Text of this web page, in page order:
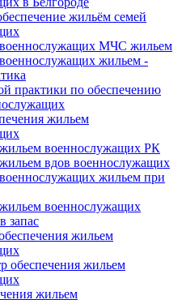
жильём семей
МЧС жильем
жильем -
практики по обеспечению
жильем
военнослужащих РК
вдов военнослужащих
жильем при
военнослужащих
запас
жильем
обеспечения жильем
жильем